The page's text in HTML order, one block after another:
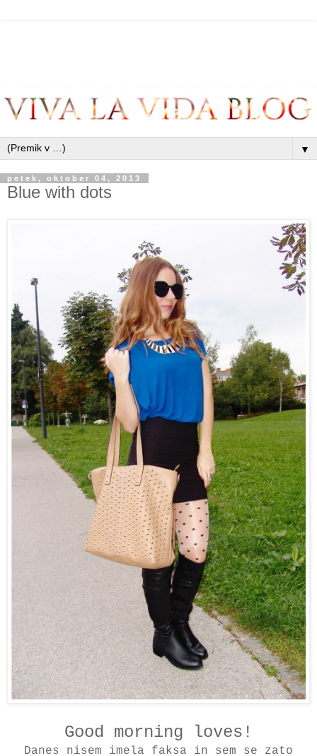
▼
petek, oktober 04, 2013
Blue with dots
Good morning loves!
Danes nisem imela faksa in sem se zato